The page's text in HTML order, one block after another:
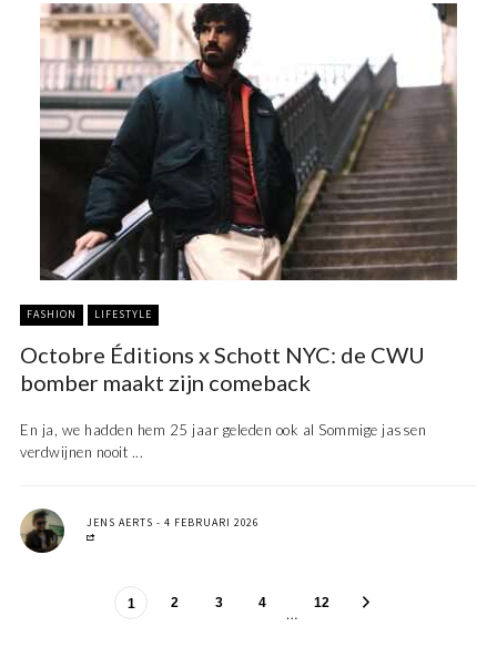
FASHION LIFESTYLE
Octobre Éditions x Schott NYC: de CWU
bomber maakt zijn comeback
En ja, we hadden hem 25 jaar geleden ook al Sommige jassen
verdwijnen nooit ...
JENS AERTS 4 FEBRUARI 2026
1 2 3 4 … 12